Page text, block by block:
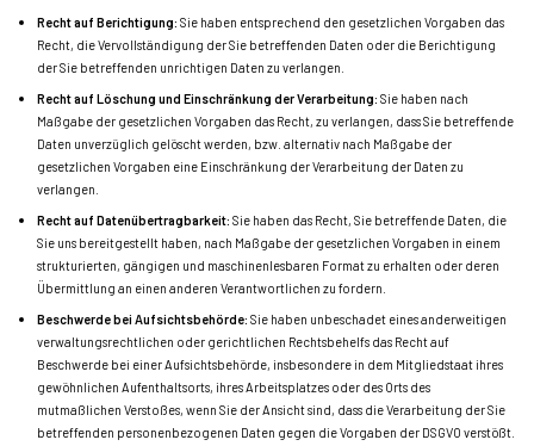
Recht auf Berichtigung: Sie haben entsprechend den gesetzlichen Vorgaben das
Recht, die Vervollständigung der Sie betreffenden Daten oder die Berichtigung
der Sie betreffenden unrichtigen Daten zu verlangen.
Recht auf Löschung und Einschränkung der Verarbeitung: Sie haben nach
Maßgabe der gesetzlichen Vorgaben das Recht, zu verlangen, dass Sie betreffende
Daten unverzüglich gelöscht werden, bzw. alternativ nach Maßgabe der
gesetzlichen Vorgaben eine Einschränkung der Verarbeitung der Daten zu
verlangen.
Recht auf Datenübertragbarkeit: Sie haben das Recht, Sie betreffende Daten, die
Sie uns bereitgestellt haben, nach Maßgabe der gesetzlichen Vorgaben in einem
strukturierten, gängigen und maschinenlesbaren Format zu erhalten oder deren
Übermittlung an einen anderen Verantwortlichen zu fordern.
Beschwerde bei Aufsichtsbehörde: Sie haben unbeschadet eines anderweitigen
verwaltungsrechtlichen oder gerichtlichen Rechtsbehelfs das Recht auf
Beschwerde bei einer Aufsichtsbehörde, insbesondere in dem Mitgliedstaat ihres
gewöhnlichen Aufenthaltsorts, ihres Arbeitsplatzes oder des Orts des
mutmaßlichen Verstoßes, wenn Sie der Ansicht sind, dass die Verarbeitung der Sie
betreffenden personenbezogenen Daten gegen die Vorgaben der DSGVO verstößt.